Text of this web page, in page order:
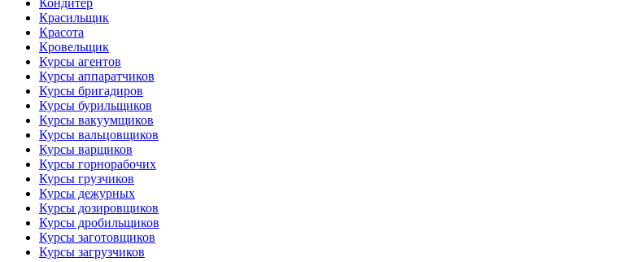
Кондитер
Красильщик
Красота
Кровельщик
Курсы агентов
Курсы аппаратчиков
Курсы бригадиров
Курсы бурильщиков
Курсы вакуумщиков
Курсы вальцовщиков
Курсы варщиков
Курсы горнорабочих
Курсы грузчиков
Курсы дежурных
Курсы дозировщиков
Курсы дробильщиков
Курсы заготовщиков
Курсы загрузчиков